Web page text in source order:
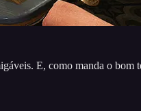
E, como manda o bom